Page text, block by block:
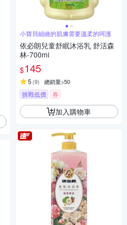
小寶貝細緻的肌膚需要溫柔的呵護
依必朗兒童舒眠沐浴乳 舒活森
林-700mi
$145
5 (9) 總銷量>50
挑戰低價 券
加入購物車